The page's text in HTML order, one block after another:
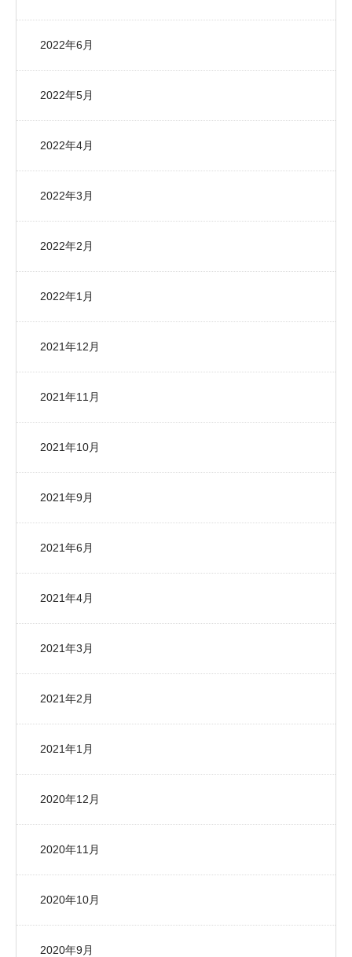
2022年6月
2022年5月
2022年4月
2022年3月
2022年2月
2022年1月
2021年12月
2021年11月
2021年10月
2021年9月
2021年6月
2021年4月
2021年3月
2021年2月
2021年1月
2020年12月
2020年11月
2020年10月
2020年9月